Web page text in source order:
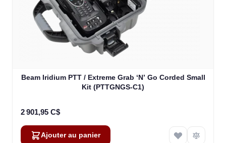
Beam Iridium PTT / Extreme Grab ‘N’ Go Corded Small
Kit (PTTGNGS-C1)
2 901,95 C$
Ajouter au panier